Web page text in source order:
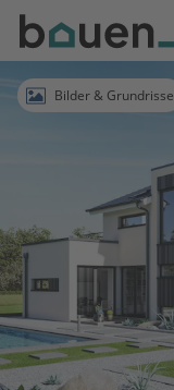
Bauen
Logo
AnmeldenBilder & Grundrisse